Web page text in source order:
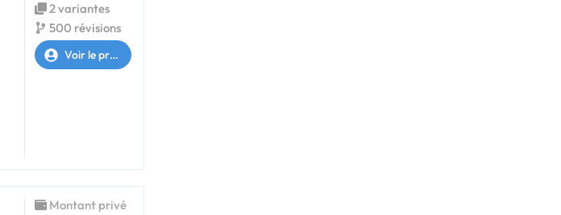
2 variantes
500 révisions
Voir le profil
Montant privé